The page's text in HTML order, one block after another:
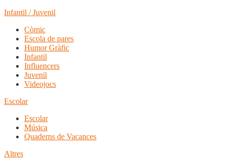
Infantil / Juvenil
Còmic
Escola de pares
Humor Gràfic
Infantil
Influencers
Juvenil
Videojocs
Escolar
Escolar
Música
Quaderns de Vacances
Altres